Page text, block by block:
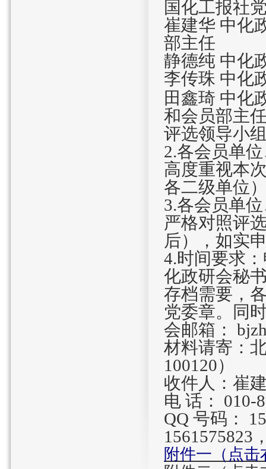
国化工报社
崔建华 中化
部主任
静德纯 中化
李传珠 中化
田鑫琦 中化
和会员部主
评选领导小
2.各会员单
高度重视本
各二级单位
3.各会员单
严格对照评
后），如实
4.时间要求
化政研会秘
存档需要，
党委章。同
会邮箱：
材料请寄：
100120）
收件人：崔
电 话： 010-
QQ 号码：
1561575823
附件一（点